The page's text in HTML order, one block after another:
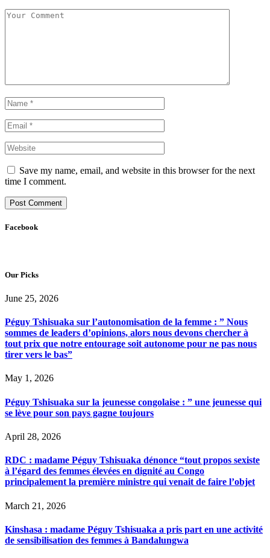
Save my name, email, and website in this browser for the next
time I comment.
Facebook
Our Picks
June 25, 2026
Péguy Tshisuaka sur l’autonomisation de la femme : ” Nous
sommes de leaders d’opinions, alors nous devons chercher à
tout prix que notre entourage soit autonome pour ne pas nous
tirer vers le bas”
May 1, 2026
Péguy Tshisuaka sur la jeunesse congolaise : ” une jeunesse qui
se lève pour son pays gagne toujours
April 28, 2026
RDC : madame Péguy Tshisuaka dénonce “tout propos sexiste
à l’égard des femmes élevées en dignité au Congo
principalement la première ministre qui venait de faire l’objet
March 21, 2026
Kinshasa : madame Péguy Tshisuaka a pris part en une activité
de sensibilisation des femmes à Bandalungwa